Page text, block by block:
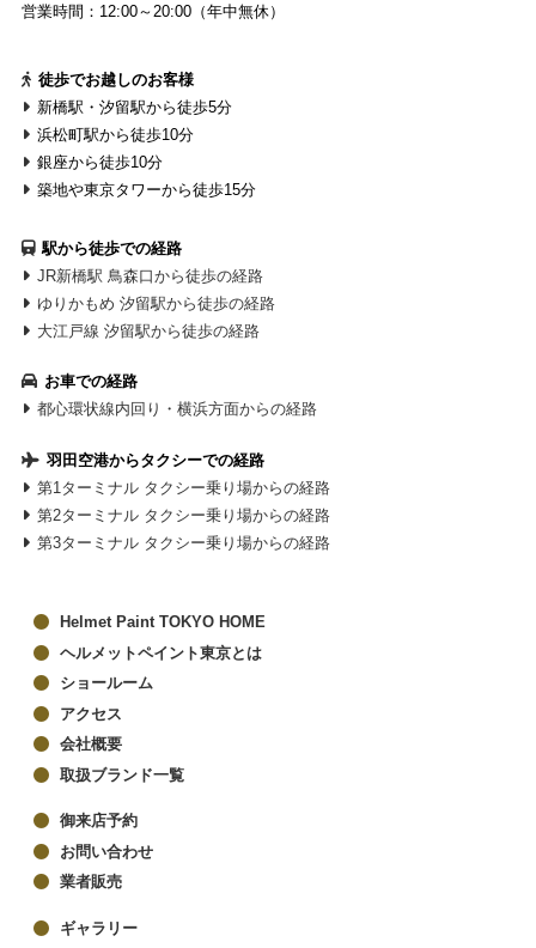
営業時間：12:00～20:00（年中無休）
徒歩でお越しのお客様
新橋駅・汐留駅から徒歩5分
浜松町駅から徒歩10分
銀座から徒歩10分
築地や東京タワーから徒歩15分
駅から徒歩での経路
JR新橋駅 鳥森口から徒歩の経路
ゆりかもめ 汐留駅から徒歩の経路
大江戸線 汐留駅から徒歩の経路
お車での経路
都心環状線内回り・横浜方面からの経路
羽田空港からタクシーでの経路
第1ターミナル タクシー乗り場からの経路
第2ターミナル タクシー乗り場からの経路
第3ターミナル タクシー乗り場からの経路
Helmet Paint TOKYO HOME
ヘルメットペイント東京とは
ショールーム
アクセス
会社概要
取扱ブランド一覧
御来店予約
お問い合わせ
業者販売
ギャラリー